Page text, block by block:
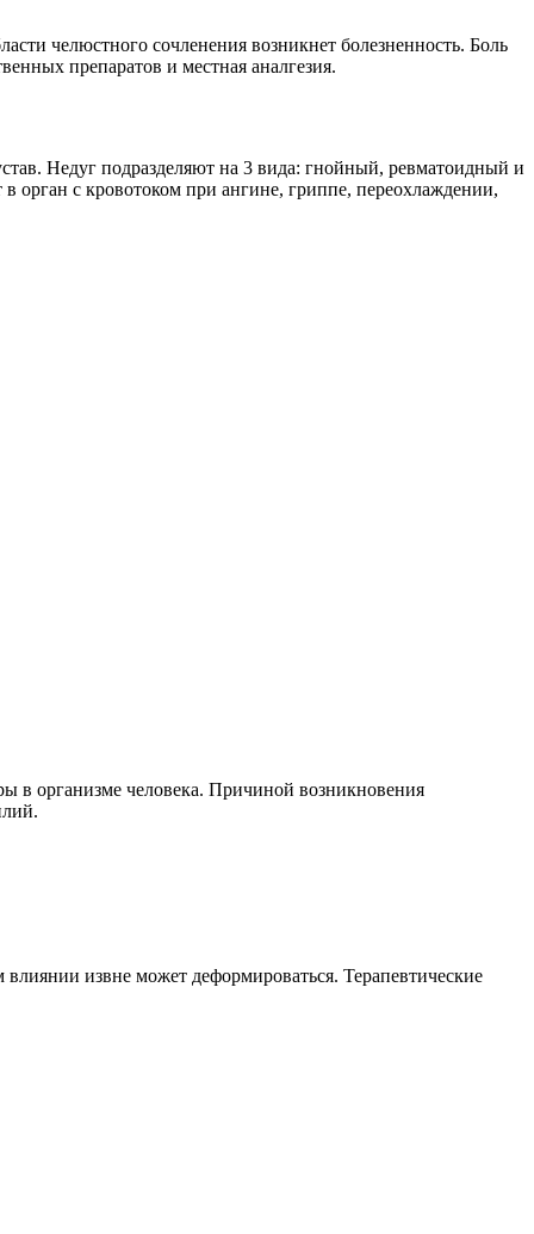
челюстного сочленения возникнет болезненность. Боль
препаратов и местная аналгезия.
Недуг подразделяют на 3 вида: гнойный, ревматоидный и
орган с кровотоком при ангине, гриппе, переохлаждении,
в организме человека. Причиной возникновения
извне может деформироваться. Терапевтические